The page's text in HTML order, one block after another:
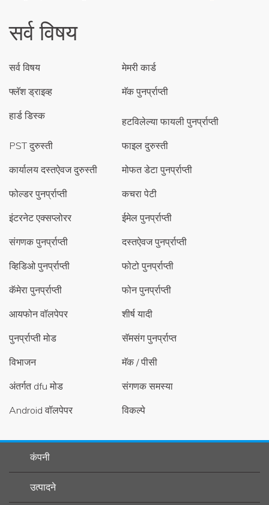
सर्व विषय
सर्व विषय
मेमरी कार्ड
फ्लॅश ड्राइव्ह
मॅक पुनर्प्राप्ती
हार्ड डिस्क
हटविलेल्या फायली पुनर्प्राप्ती
PST दुरुस्ती
फाइल दुरुस्ती
कार्यालय दस्तऐवज दुरुस्ती
मोफत डेटा पुनर्प्राप्ती
फोल्डर पुनर्प्राप्ती
कचरा पेटी
इंटरनेट एक्सप्लोरर
ईमेल पुनर्प्राप्ती
संगणक पुनर्प्राप्ती
दस्तऐवज पुनर्प्राप्ती
व्हिडिओ पुनर्प्राप्ती
फोटो पुनर्प्राप्ती
कॅमेरा पुनर्प्राप्ती
फोन पुनर्प्राप्ती
आयफोन वॉलपेपर
शीर्ष यादी
पुनर्प्राप्ती मोड
सॅमसंग पुनर्प्राप्त
विभाजन
मॅक / पीसी
अंतर्गत dfu मोड
संगणक समस्या
Android वॉलपेपर
विकल्पे
कंपनी
उत्पादने